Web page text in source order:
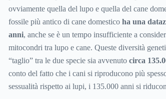
ovviamente quella del lupo e quella del cane
fossile più antico di cane domestico ha una
anni, anche se è un tempo insufficiente a
mitocondri tra lupo e cane. Queste diversità
“taglio” tra le due specie sia avvenuto circa
conto del fatto che i cani si riproducono più
sessualità rispetto ai lupi, i 135.000 anni si